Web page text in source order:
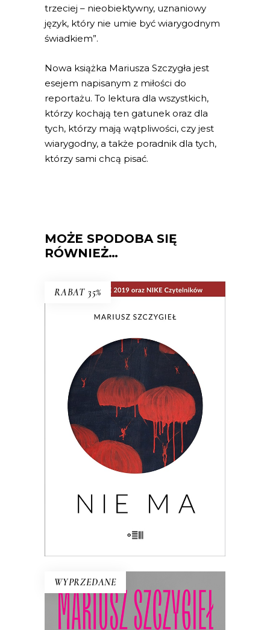
trzeciej – nieobiektywny, uznaniowy
język, który nie umie być wiarygodnym
świadkiem”.
Nowa książka Mariusza Szczygła jest
esejem napisanym z miłości do
reportażu. To lektura dla wszystkich,
którzy kochają ten gatunek oraz dla
tych, którzy mają wątpliwości, czy jest
wiarygodny, a także poradnik dla tych,
którzy sami chcą pisać.
MOŻE SPODOBA SIĘ
RÓWNIEŻ…
RABAT 35%
E-BOOK DO KOSZYKA
NIE MA
Wielogłosowa rozprawa reporterska o
kondycji człowieka i największym
problemie cywilizacji: utracie, braku,
nieobecności. Nad książką unosi się rada
Hanny Krall: „Wszystko musi mieć swoją
formę, swój rytm, panie Mariuszu.
Zwłaszcza nieobecność”.
46.00 zł 29.90zł
KSIĄŻKA DO KOSZYKA
WYPRZEDANE